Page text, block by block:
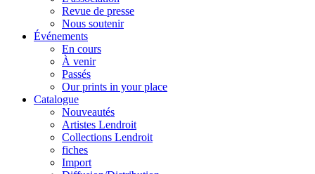
Revue de presse
Nous soutenir
Événements
En cours
À venir
Passés
Our prints in your place
Catalogue
Nouveautés
Artistes Lendroit
Collections Lendroit
fiches
Import